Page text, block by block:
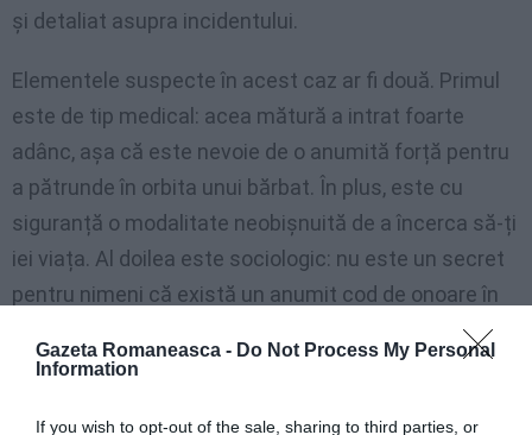
Gazeta Romaneasca - Do Not Process My Personal
Information
If you wish to opt-out of the sale, sharing to third parties, or
și detaliat asupra incidentului.
Elementele suspecte în acest caz ar fi două. Primul
este de tip medical: acea mătură a intrat foarte
adânc, așa că este nevoie de o anumită forță pentru
a pătrunde în orbita unui bărbat. În plus, este cu
siguranță o modalitate neobișnuită de a încerca să-ți
iei viața. Al doilea este sociologic: nu este un secret
pentru nimeni că există un anumit cod de onoare în
închisoare. Cei care comit crime violente împotriva
femeilor și copiilor sunt „pedepsiți”: motiv pentru